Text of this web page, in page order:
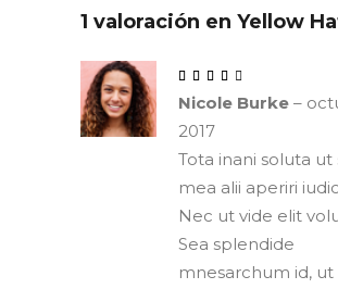
1 valoración en Yellow
Nicole Burke –
2017
Tota inani soluta ut
mea alii aperiri
Nec ut vide elit
Sea splendide
mnesarchum id, ut